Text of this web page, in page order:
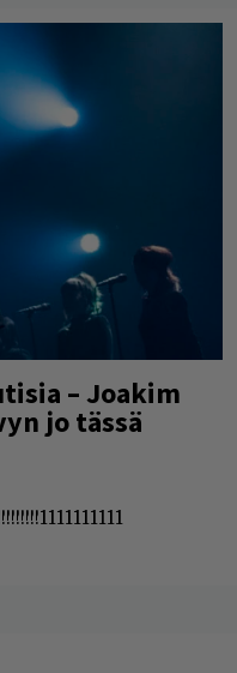
– Joakim
jo tässä